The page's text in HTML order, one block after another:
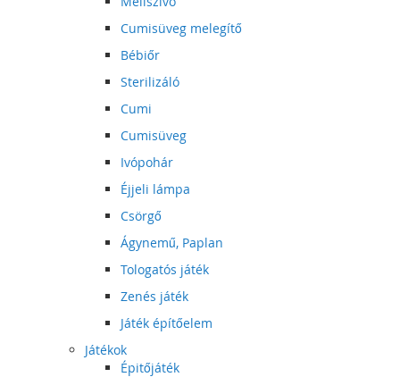
Cumisüveg melegítő
Bébiőr
Sterilizáló
Cumi
Cumisüveg
Ivópohár
Éjjeli lámpa
Csörgő
Ágynemű, Paplan
Tologatós játék
Zenés játék
Játék építőelem
Játékok
Épitőjáték